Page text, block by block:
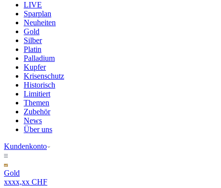
LIVE
Sparplan
Neuheiten
Gold
Silber
Platin
Palladium
Kupfer
Krisenschutz
Historisch
Limitiert
Themen
Zubehör
News
Über uns
Kundenkonto
Gold
xxxx,xx CHF